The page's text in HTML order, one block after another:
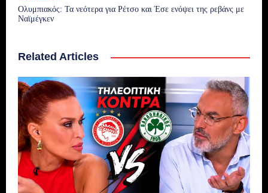
Ολυμπιακός: Τα νεότερα για Ρέτσο και Έσε ενόψει της ρεβάνς με
Ναϊμέγκεν
Related Articles